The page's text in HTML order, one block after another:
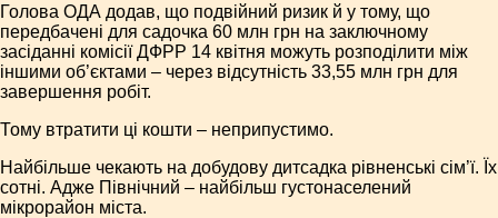
Голова ОДА додав, що подвійний ризик й у тому, що
передбачені для садочка 60 млн грн на заключному
засіданні комісії ДФРР 14 квітня можуть розподілити між
іншими об’єктами – через відсутність 33,55 млн грн для
завершення робіт.
Тому втратити ці кошти – неприпустимо.
Найбільше чекають на добудову дитсадка рівненські сім’ї. Їх
сотні. Адже Північний – найбільш густонаселений
мікрорайон міста.